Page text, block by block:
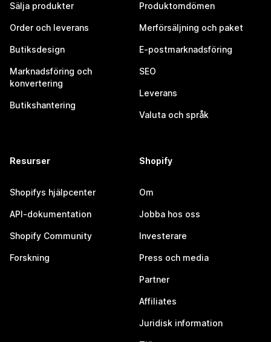
Sälja produkter
Order och leverans
Butiksdesign
Marknadsföring och
konvertering
Butikshantering
Produktomdömen
Merförsäljning och paket
E-postmarknadsföring
SEO
Leverans
Valuta och språk
Resurser
Shopifys hjälpcenter
API-dokumentation
Shopify Community
Forskning
Shopify
Om
Jobba hos oss
Investerare
Press och media
Partner
Affiliates
Juridisk information